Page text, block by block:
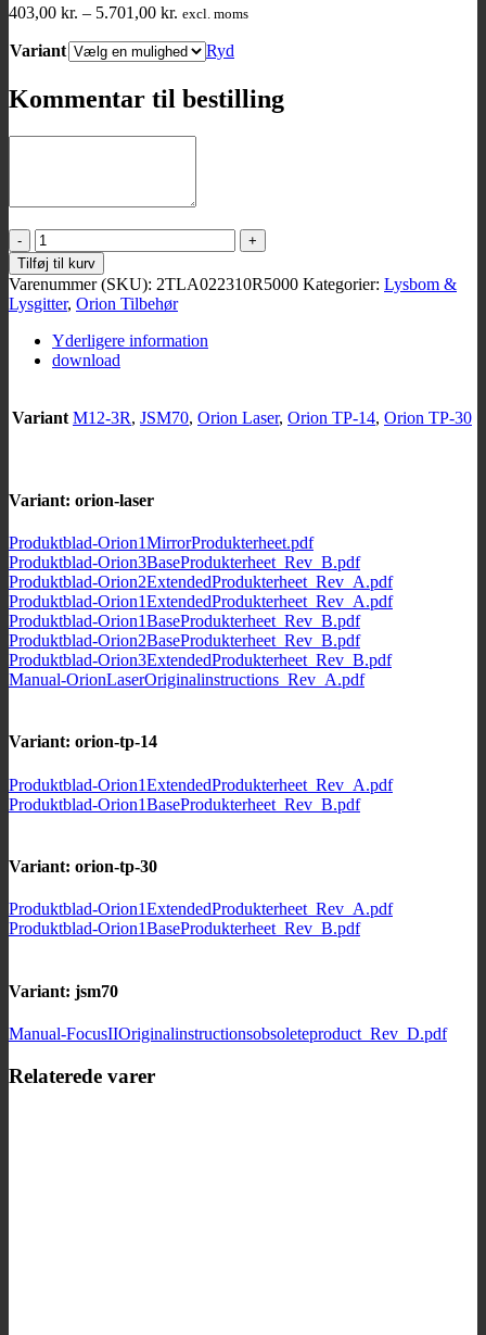
403,00 kr. – 5.701,00 kr. Prisinterval:
til
excl. moms
Variant Ryd
Kommentar til bestilling
Orion
tilbehør
antal
Tilføj til kurv
Varenummer (SKU): 2TLA022310R5000 Kategorier: Lysbom &
Lysgitter, Orion Tilbehør
Yderligere information
download
Variant M12-3R, JSM70, Orion Laser, Orion TP-14, Orion TP-30
Variant: orion-laser
Produktblad-Orion1MirrorProdukterheet.pdf
Produktblad-Orion3BaseProdukterheet_Rev_B.pdf
Produktblad-Orion2ExtendedProdukterheet_Rev_A.pdf
Produktblad-Orion1ExtendedProdukterheet_Rev_A.pdf
Produktblad-Orion1BaseProdukterheet_Rev_B.pdf
Produktblad-Orion2BaseProdukterheet_Rev_B.pdf
Produktblad-Orion3ExtendedProdukterheet_Rev_B.pdf
Manual-OrionLaserOriginalinstructions_Rev_A.pdf
Variant: orion-tp-14
Produktblad-Orion1ExtendedProdukterheet_Rev_A.pdf
Produktblad-Orion1BaseProdukterheet_Rev_B.pdf
Variant: orion-tp-30
Produktblad-Orion1ExtendedProdukterheet_Rev_A.pdf
Produktblad-Orion1BaseProdukterheet_Rev_B.pdf
Variant: jsm70
Manual-FocusIIOriginalinstructionsobsoleteproduct_Rev_D.pdf
Relaterede varer